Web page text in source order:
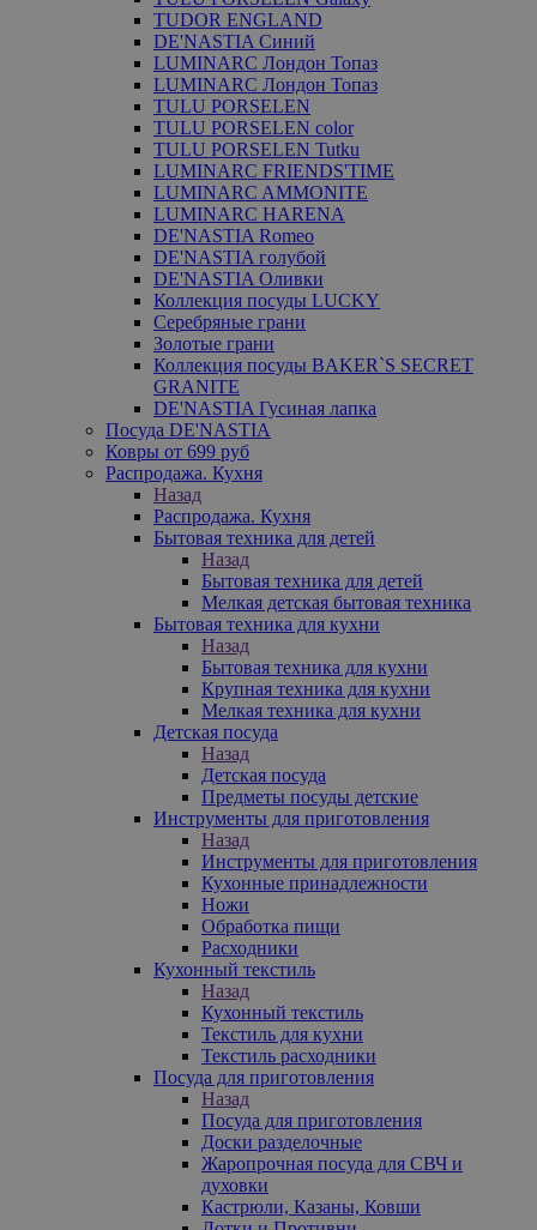
TUDOR ENGLAND
DE'NASTIA Синий
LUMINARC Лондон Топаз
LUMINARC Лондон Топаз
TULU PORSELEN
TULU PORSELEN color
TULU PORSELEN Tutku
LUMINARC FRIENDS'TIME
LUMINARC AMMONITE
LUMINARC HARENA
DE'NASTIA Romeo
DE'NASTIA голубой
DE'NASTIA Оливки
Коллекция посуды LUCKY
Серебряные грани
Золотые грани
Коллекция посуды BAKER`S SECRET
GRANITE
DE'NASTIA Гусиная лапка
Посуда DE'NASTIA
Ковры от 699 руб
Распродажа. Кухня
Назад
Распродажа. Кухня
Бытовая техника для детей
Назад
Бытовая техника для детей
Мелкая детская бытовая техника
Бытовая техника для кухни
Назад
Бытовая техника для кухни
Крупная техника для кухни
Мелкая техника для кухни
Детская посуда
Назад
Детская посуда
Предметы посуды детские
Инструменты для приготовления
Назад
Инструменты для приготовления
Кухонные принадлежности
Ножи
Обработка пищи
Расходники
Кухонный текстиль
Назад
Кухонный текстиль
Текстиль для кухни
Текстиль расходники
Посуда для приготовления
Назад
Посуда для приготовления
Доски разделочные
Жаропрочная посуда для СВЧ и
духовки
Кастрюли, Казаны, Ковши